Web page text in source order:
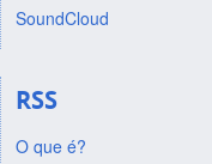
SoundCloud
RSS
O que é?